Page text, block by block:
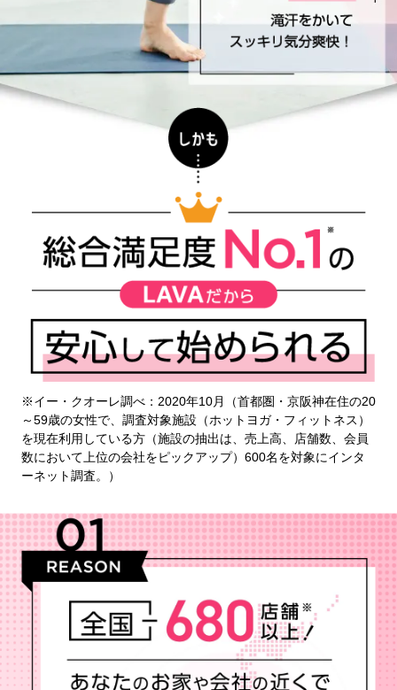
※イー・クオーレ調べ：2020年10月（首都圏・京阪神在住の20
～59歳の女性で、調査対象施設（ホットヨガ・フィットネス）
を現在利用している方（施設の抽出は、売上高、店舗数、会員
数において上位の会社をピックアップ）600名を対象にインタ
ーネット調査。）